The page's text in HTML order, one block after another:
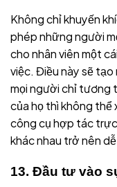
Không chỉ khuyến
phép những người
cho nhân viên một
việc. Điều này sẽ tạo
mọi người chỉ tương
của họ thì không thể
công cụ hợp tác
khác nhau trở nên
13. Đầu tư vào